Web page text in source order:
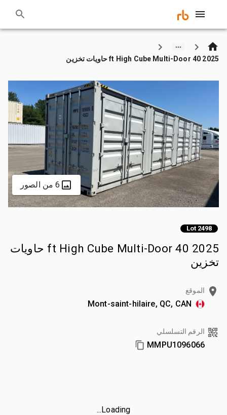
2025 40 ft High Cube Multi-Door حاويات تخزين
6 من الصور
Lot 2498
2025 40 ft High Cube Multi-Door حاويات
تخزين
الموقع
Mont-saint-hilaire, QC, CAN
الرقم التسلسلي
MMPU1096066
Loading...